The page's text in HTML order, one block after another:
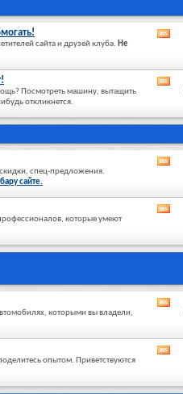
сайта и друзей клуба. Не
Посмотреть машину, вытащить
откликнется.
спец-предложения.
сайте.
которые умеют
которыми вы владели,
опытом. Приветствуются